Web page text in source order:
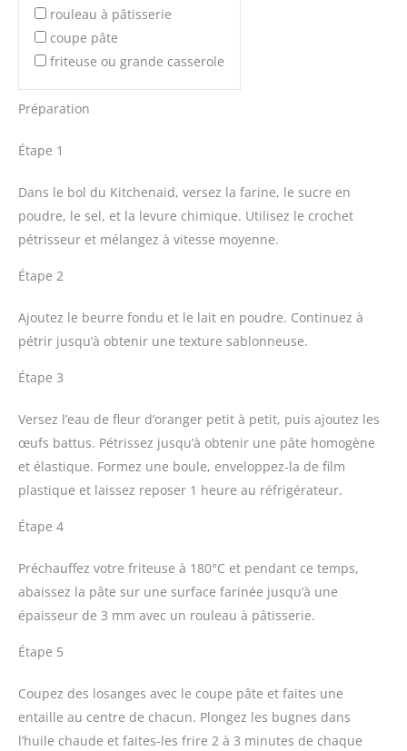
rouleau à pâtisserie
coupe pâte
friteuse ou grande casserole
Préparation
Étape 1
Dans le bol du Kitchenaid, versez la farine, le sucre en
poudre, le sel, et la levure chimique. Utilisez le crochet
pétrisseur et mélangez à vitesse moyenne.
Étape 2
Ajoutez le beurre fondu et le lait en poudre. Continuez à
pétrir jusqu’à obtenir une texture sablonneuse.
Étape 3
Versez l’eau de fleur d’oranger petit à petit, puis ajoutez les
œufs battus. Pétrissez jusqu’à obtenir une pâte homogène
et élastique. Formez une boule, enveloppez-la de film
plastique et laissez reposer 1 heure au réfrigérateur.
Étape 4
Préchauffez votre friteuse à 180°C et pendant ce temps,
abaissez la pâte sur une surface farinée jusqu’à une
épaisseur de 3 mm avec un rouleau à pâtisserie.
Étape 5
Coupez des losanges avec le coupe pâte et faites une
entaille au centre de chacun. Plongez les bugnes dans
l’huile chaude et faites-les frire 2 à 3 minutes de chaque